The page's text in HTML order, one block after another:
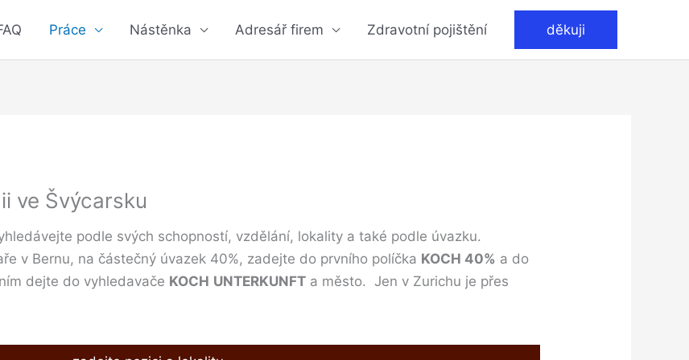
Práce Nástěnka Adresář firem Zdravotní pojištění děkuji
ve Švýcarsku
podle svých schopností, vzdělání, lokality a také podle úvazku.
v Bernu, na částečný úvazek 40%, zadejte do prvního políčka KOCH 40% a do
dejte do vyhledavače KOCH UNTERKUNFT a město. Jen v Zurichu je přes